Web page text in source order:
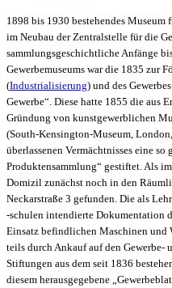
1898 bis 1930 bestehendes
im Neubau der Zentralstelle für die
sammlungsgeschichtliche Anfänge
Gewerbemuseums war die 1835 zur
(Industrialisierung) und des
Gewerbe“. Diese hatte 1855 die aus
Gründung von kunstgewerblichen
(South-Kensington-Museum,
überlassenen Vermächtnisses eine so
Produktensammlung“ gestiftet. Als
Domizil zunächst noch in den
Neckarstraße 3 gefunden. Die als
-schulen intendierte Dokumentation
Einsatz befindlichen Maschinen und
teils durch Ankauf auf den Gewerbe-
Stiftungen aus dem seit 1836
diesem herausgegebene